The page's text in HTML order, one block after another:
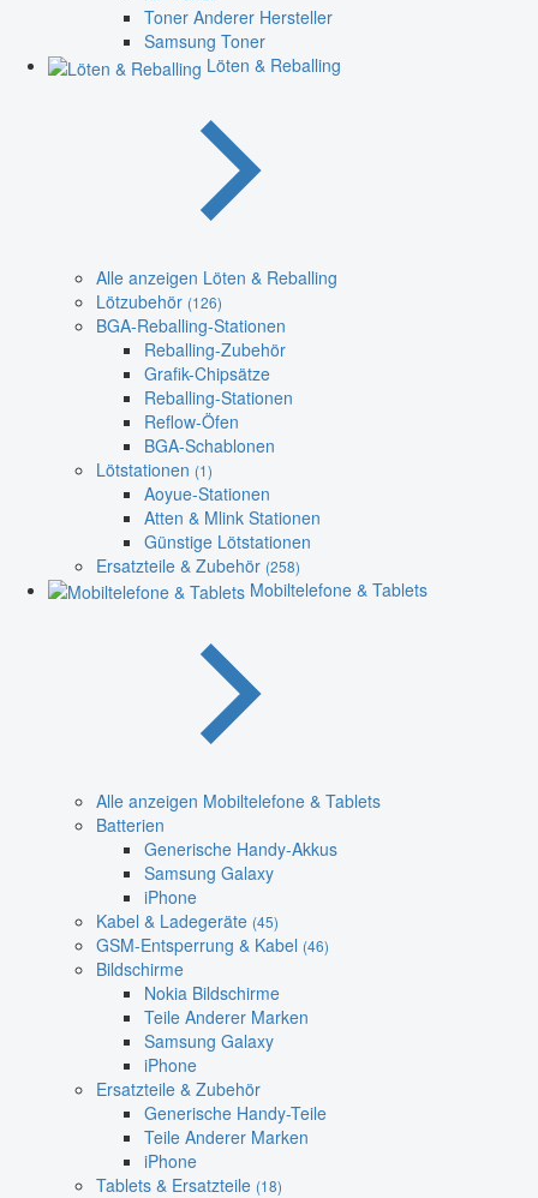
Toner Anderer Hersteller
Samsung Toner
Löten & Reballing
Alle anzeigen Löten & Reballing
Lötzubehör (126)
BGA-Reballing-Stationen
Reballing-Zubehör
Grafik-Chipsätze
Reballing-Stationen
Reflow-Öfen
BGA-Schablonen
Lötstationen (1)
Aoyue-Stationen
Atten & Mlink Stationen
Günstige Lötstationen
Ersatzteile & Zubehör (258)
Mobiltelefone & Tablets
Alle anzeigen Mobiltelefone & Tablets
Batterien
Generische Handy-Akkus
Samsung Galaxy
iPhone
Kabel & Ladegeräte (45)
GSM-Entsperrung & Kabel (46)
Bildschirme
Nokia Bildschirme
Teile Anderer Marken
Samsung Galaxy
iPhone
Ersatzteile & Zubehör
Generische Handy-Teile
Teile Anderer Marken
iPhone
Tablets & Ersatzteile (18)